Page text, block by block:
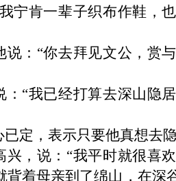
宁肯一辈子织布作鞋，
说：“你去拜见文公，赏
：“我已经打算去深山隐
已定，表示只要他真想去
兴，说：“我平时就很喜
背着母亲到了绵山，在深